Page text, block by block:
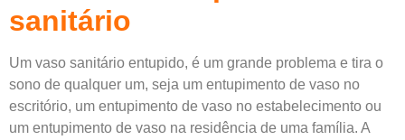
sanitário
Um vaso sanitário entupido, é um grande problema e tira o
sono de qualquer um, seja um entupimento de vaso no
escritório, um entupimento de vaso no estabelecimento ou
um entupimento de vaso na residência de uma família. A